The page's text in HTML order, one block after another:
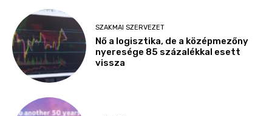
SZAKMAI SZERVEZET
Nő a logisztika, de a középmezőny
nyeresége 85 százalékkal esett
vissza